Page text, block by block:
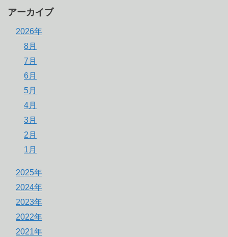
アーカイブ
2026年
8月
7月
6月
5月
4月
3月
2月
1月
2025年
2024年
2023年
2022年
2021年